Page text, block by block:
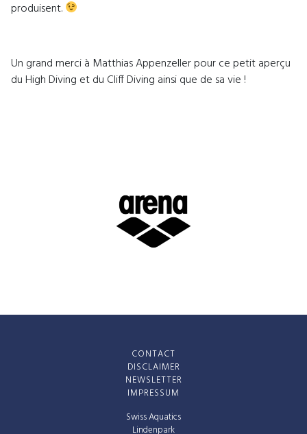
produisent.
Un grand merci à Matthias Appenzeller pour ce petit aperçu
du High Diving et du Cliff Diving ainsi que de sa vie !
Swiss Aquatics
Lindenpark
CONTACT
DISCLAIMER
NEWSLETTER
IMPRESSUM